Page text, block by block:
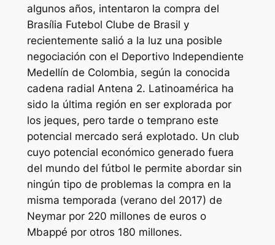
algunos años, intentaron la compra del
Brasília Futebol Clube de Brasil y
recientemente salió a la luz una posible
negociación con el Deportivo Independiente
Medellín de Colombia, según la conocida
cadena radial Antena 2. Latinoamérica ha
sido la última región en ser explorada por
los jeques, pero tarde o temprano este
potencial mercado será explotado. Un club
cuyo potencial económico generado fuera
del mundo del fútbol le permite abordar sin
ningún tipo de problemas la compra en la
misma temporada (verano del 2017) de
Neymar por 220 millones de euros o
Mbappé por otros 180 millones.